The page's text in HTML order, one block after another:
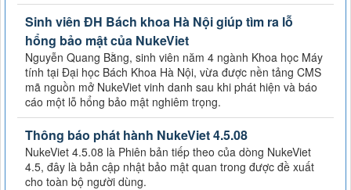
Sinh viên ĐH Bách khoa Hà Nội giúp tìm ra lỗ
hổng bảo mật của NukeViet
Nguyễn Quang Bằng, sinh viên năm 4 ngành Khoa học Máy
tính tại Đại học Bách Khoa Hà Nội, vừa được nền tảng CMS
mã nguồn mở NukeViet vinh danh sau khi phát hiện và báo
cáo một lỗ hổng bảo mật nghiêm trọng.
Thông báo phát hành NukeViet 4.5.08
NukeViet 4.5.08 là Phiên bản tiếp theo của dòng NukeViet
4.5, đây là bản cập nhật bảo mật quan trong được đề xuất
cho toàn bộ người dùng.